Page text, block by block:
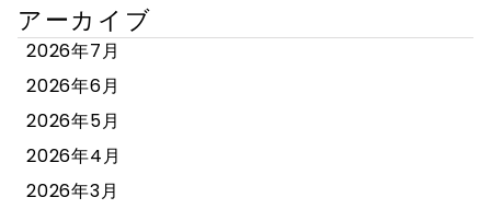
アーカイブ
2026年7月
2026年6月
2026年5月
2026年4月
2026年3月